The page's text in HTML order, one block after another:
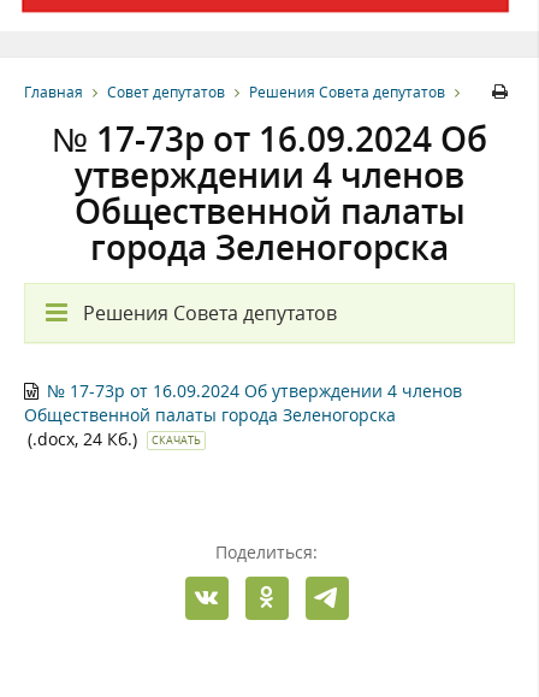
Главная Совет депутатов Решения Совета депутатов
№ 17-73р от 16.09.2024 Об
утверждении 4 членов
Общественной палаты
города Зеленогорска
Решения Совета депутатов
№ 17-73р от 16.09.2024 Об утверждении 4 членов
Общественной палаты города Зеленогорска
(.docx, 24 Кб.)
СКАЧАТЬ
Поделиться: